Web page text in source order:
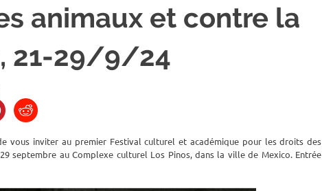
animaux et contre la
21-29/9/24
vous inviter au premier Festival culturel et académique pour les droits des
septembre au Complexe culturel Los Pinos, dans la ville de Mexico. Entrée